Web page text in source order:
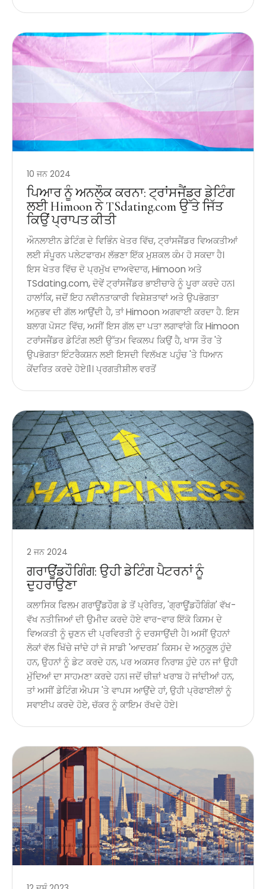
10 ਜਨ 2024
ਪਿਆਰ ਨੂੰ ਅਨਲੌਕ ਕਰਨਾ: ਟ੍ਰਾਂਸਜੈਂਡਰ ਡੇਟਿੰਗ
ਲਈ Himoon ਨੇ TSdating.com ਉੱਤੇ ਜਿੱਤ
ਕਿਉਂ ਪ੍ਰਾਪਤ ਕੀਤੀ
ਔਨਲਾਈਨ ਡੇਟਿੰਗ ਦੇ ਵਿਭਿੰਨ ਖੇਤਰ ਵਿੱਚ, ਟ੍ਰਾਂਸਜੈਂਡਰ ਵਿਅਕਤੀਆਂ
ਲਈ ਸੰਪੂਰਨ ਪਲੇਟਫਾਰਮ ਲੱਭਣਾ ਇੱਕ ਮੁਸ਼ਕਲ ਕੰਮ ਹੋ ਸਕਦਾ ਹੈ।
ਇਸ ਖੇਤਰ ਵਿੱਚ ਦੋ ਪ੍ਰਮੁੱਖ ਦਾਅਵੇਦਾਰ, Himoon ਅਤੇ
TSdating.com, ਦੋਵੇਂ ਟ੍ਰਾਂਸਜੈਂਡਰ ਭਾਈਚਾਰੇ ਨੂੰ ਪੂਰਾ ਕਰਦੇ ਹਨ।
ਹਾਲਾਂਕਿ, ਜਦੋਂ ਇਹ ਨਵੀਨਤਾਕਾਰੀ ਵਿਸ਼ੇਸ਼ਤਾਵਾਂ ਅਤੇ ਉਪਭੋਗਤਾ
ਅਨੁਭਵ ਦੀ ਗੱਲ ਆਉਂਦੀ ਹੈ, ਤਾਂ Himoon ਅਗਵਾਈ ਕਰਦਾ ਹੈ. ਇਸ
ਬਲਾਗ ਪੋਸਟ ਵਿੱਚ, ਅਸੀਂ ਇਸ ਗੱਲ ਦਾ ਪਤਾ ਲਗਾਵਾਂਗੇ ਕਿ Himoon
ਟਰਾਂਸਜੈਂਡਰ ਡੇਟਿੰਗ ਲਈ ਉੱਤਮ ਵਿਕਲਪ ਕਿਉਂ ਹੈ, ਖਾਸ ਤੌਰ 'ਤੇ
ਉਪਭੋਗਤਾ ਇੰਟਰੈਕਸ਼ਨ ਲਈ ਇਸਦੀ ਵਿਲੱਖਣ ਪਹੁੰਚ 'ਤੇ ਧਿਆਨ
ਕੇਂਦਰਿਤ ਕਰਦੇ ਹੋਏ।1। ਪ੍ਰਗਤੀਸ਼ੀਲ ਵਰਤੋਂ
2 ਜਨ 2024
ਗਰਾਊਂਡਹੌਗਿੰਗ: ਉਹੀ ਡੇਟਿੰਗ ਪੈਟਰਨਾਂ ਨੂੰ
ਦੁਹਰਾਉਣਾ
ਕਲਾਸਿਕ ਫਿਲਮ ਗਰਾਊਂਡਹੌਗ ਡੇ ਤੋਂ ਪ੍ਰੇਰਿਤ, 'ਗ੍ਰਾਊਂਡਹੌਗਿੰਗ' ਵੱਖ-
ਵੱਖ ਨਤੀਜਿਆਂ ਦੀ ਉਮੀਦ ਕਰਦੇ ਹੋਏ ਵਾਰ-ਵਾਰ ਇੱਕੋ ਕਿਸਮ ਦੇ
ਵਿਅਕਤੀ ਨੂੰ ਚੁਣਨ ਦੀ ਪ੍ਰਵਿਰਤੀ ਨੂੰ ਦਰਸਾਉਂਦੀ ਹੈ। ਅਸੀਂ ਉਹਨਾਂ
ਲੋਕਾਂ ਵੱਲ ਖਿੱਚੇ ਜਾਂਦੇ ਹਾਂ ਜੋ ਸਾਡੀ 'ਆਦਰਸ਼' ਕਿਸਮ ਦੇ ਅਨੁਕੂਲ ਹੁੰਦੇ
ਹਨ, ਉਹਨਾਂ ਨੂੰ ਡੇਟ ਕਰਦੇ ਹਨ, ਪਰ ਅਕਸਰ ਨਿਰਾਸ਼ ਹੁੰਦੇ ਹਨ ਜਾਂ ਉਹੀ
ਮੁੱਦਿਆਂ ਦਾ ਸਾਹਮਣਾ ਕਰਦੇ ਹਨ। ਜਦੋਂ ਚੀਜ਼ਾਂ ਖਰਾਬ ਹੋ ਜਾਂਦੀਆਂ ਹਨ,
ਤਾਂ ਅਸੀਂ ਡੇਟਿੰਗ ਐਪਸ 'ਤੇ ਵਾਪਸ ਆਉਂਦੇ ਹਾਂ, ਉਹੀ ਪ੍ਰੋਫਾਈਲਾਂ ਨੂੰ
ਸਵਾਈਪ ਕਰਦੇ ਹੋਏ, ਚੱਕਰ ਨੂੰ ਕਾਇਮ ਰੱਖਦੇ ਹੋਏ।